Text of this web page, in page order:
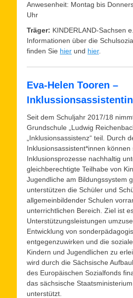
Anwesenheit: Montag bis
Uhr
Träger: KINDERLAND-Sachsen
Informationen über die
finden Sie hier und hier.
Eva-Helen Tooren –
Inklussionsassistentin
Seit dem Schuljahr 2017/18
Grundschule „Ludwig
„Inklusionsassistenz“ teil. Durch
Inklusionsassistent*innen können
Inklusionsprozesse nachhaltig
gleichberechtigte Teilhabe von
Jugendliche am Bildungssystem
unterstützen die Schüler und
allgemeinbildender Schulen
unterrichtlichen Bereich. Ziel ist
Unterstützungsleistungen
Entwicklung von
entgegenzuwirken und die
Kindern und Jugendlichen zu
wird durch die Sächsische
des Europäischen Sozialfonds
das sächsische
unterstützt.